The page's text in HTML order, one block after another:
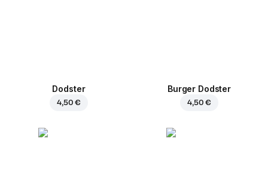
Dodster
4,50 €
Burger Dodster
4,50 €